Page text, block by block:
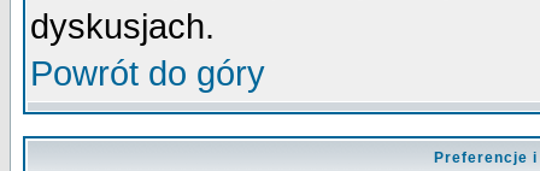
dyskusjach.
Powrót do góry
Preferencje